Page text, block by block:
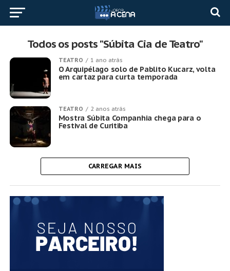
Todos os posts "Súbita Cia de Teatro"
TEATRO 1 ano atrás
O Arquipélago solo de Pablito Kucarz, volta
em cartaz para curta temporada
TEATRO 2 anos atrás
Mostra Súbita Companhia chega para o
Festival de Curitiba
CARREGAR MAIS